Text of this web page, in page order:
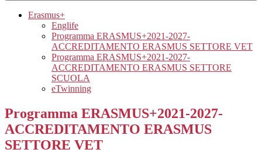
Erasmus+
Englife
Programma ERASMUS+2021-2027-
ACCREDITAMENTO ERASMUS SETTORE VET
Programma ERASMUS+2021-2027-
ACCREDITAMENTO ERASMUS SETTORE
SCUOLA
eTwinning
Programma ERASMUS+2021-2027-
ACCREDITAMENTO ERASMUS
SETTORE VET